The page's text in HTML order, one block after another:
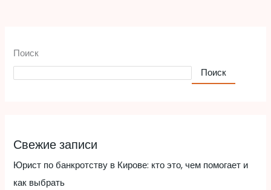
Поиск
Поиск
Свежие записи
Юрист по банкротству в Кирове: кто это, чем помогает и
как выбрать